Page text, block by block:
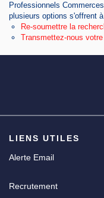
Agence
CGV
Professionnels
plusieurs options s'offrent
Re-soumettre la
Transmettez-nous
LIENS UTILES
Alerte Email
Recrutement